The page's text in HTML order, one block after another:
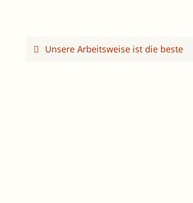
Unsere Arbeitsweise ist die beste